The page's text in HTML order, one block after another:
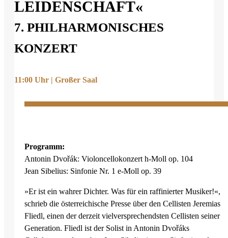
LEIDENSCHAFT«
7. PHILHARMONISCHES
KONZERT
11:00 Uhr | Großer Saal
Programm:
Antonin Dvořák: Violoncellokonzert h-Moll op. 104
Jean Sibelius: Sinfonie Nr. 1 e-Moll op. 39
»Er ist ein wahrer Dichter. Was für ein raffinierter Musiker!«,
schrieb die österreichische Presse über den Cellisten Jeremias
Fliedl, einen der derzeit vielversprechendsten Cellisten seiner
Generation. Fliedl ist der Solist in Antonin Dvořáks